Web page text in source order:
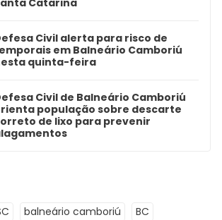
Catarina
Civil alerta para risco de
em Balneário Camboriú
quinta-feira
Civil de Balneário Camboriú
população sobre descarte
de lixo para prevenir
balneário camboriú
BC